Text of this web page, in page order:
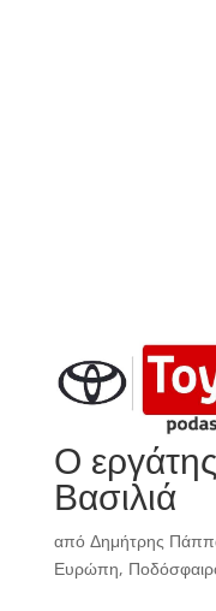
Ο
Βασιλιά
από Δημήτρης
Ευρώπη,